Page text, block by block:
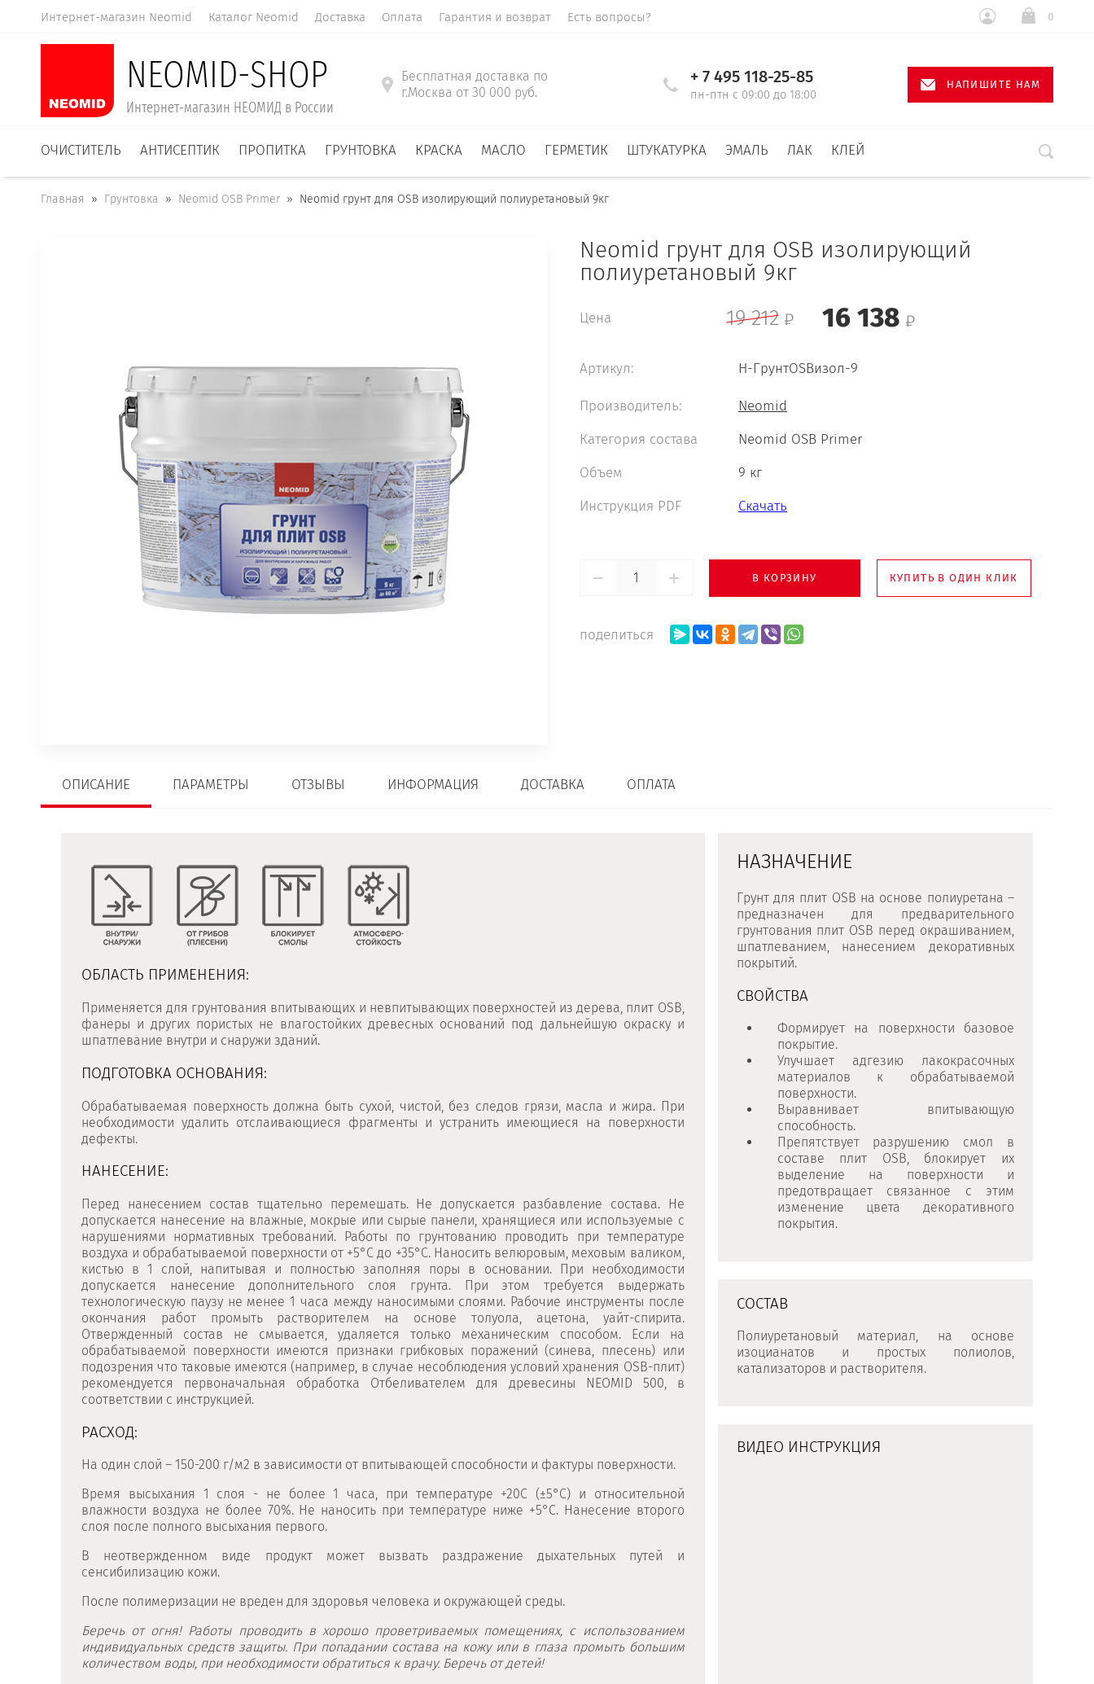
Интернет-магазин Neomid Каталог Neomid Доставка Оплата Гарантия и возврат Есть вопросы? 0
NEOMID-SHOP
Интернет-магазин НЕОМИД в России
Бесплатная доставка по
г.Москва от 30 000 руб.
+ 7 495 118-25-85
пн-птн с 09:00 до 18:00
НАПИШИТЕ НАМ
ОЧИСТИТЕЛЬ АНТИСЕПТИК ПРОПИТКА ГРУНТОВКА КРАСКА МАСЛО ГЕРМЕТИК ШТУКАТУРКА ЭМАЛЬ ЛАК КЛЕЙ
Главная
  »
Грунтовка
  »
Neomid OSB Primer
  »  Neomid грунт для OSB изолирующий полиуретановый 9кг
Neomid грунт для OSB изолирующий
полиуретановый 9кг
Цена 19 212 16 138
Артикул: Н-ГрунтOSBизол-9
Производитель:
Neomid
Категория состава
Neomid OSB Primer
Объем
9 кг
Инструкция PDF
Скачать
В КОРЗИНУ КУПИТЬ В ОДИН КЛИК
поделиться
ОПИСАНИЕ ПАРАМЕТРЫ ОТЗЫВЫ ИНФОРМАЦИЯ ДОСТАВКА ОПЛАТА
ОБЛАСТЬ ПРИМЕНЕНИЯ:
Применяется для грунтования впитывающих и невпитывающих поверхностей из дерева, плит OSB,
фанеры и других пористых не влагостойких древесных оснований под дальнейшую окраску и
шпатлевание внутри и снаружи зданий.
ПОДГОТОВКА ОСНОВАНИЯ:
Обрабатываемая поверхность должна быть сухой, чистой, без следов грязи, масла и жира. При
необходимости удалить отслаивающиеся фрагменты и устранить имеющиеся на поверхности
дефекты.
НАНЕСЕНИЕ:
Перед нанесением состав тщательно перемешать. Не допускается разбавление состава. Не
допускается нанесение на влажные, мокрые или сырые панели, хранящиеся или используемые с
нарушениями нормативных требований. Работы по грунтованию проводить при температуре
воздуха и обрабатываемой поверхности от +5°С до +35°С. Наносить велюровым, меховым валиком,
кистью в 1 слой, напитывая и полностью заполняя поры в основании. При необходимости
допускается нанесение дополнительного слоя грунта. При этом требуется выдержать
технологическую паузу не менее 1 часа между наносимыми слоями. Рабочие инструменты после
окончания работ промыть растворителем на основе толуола, ацетона, уайт-спирита.
Отвержденный состав не смывается, удаляется только механическим способом. Если на
обрабатываемой поверхности имеются признаки грибковых поражений (синева, плесень) или
подозрения что таковые имеются (например, в случае несоблюдения условий хранения ОSВ-плит)
рекомендуется первоначальная обработка Отбеливателем для древесины NEOMID 500, в
соответствии с инструкцией.
РАСХОД:
На один слой – 150-200 г/м2 в зависимости от впитывающей способности и фактуры поверхности.
Время высыхания 1 слоя - не более 1 часа, при температуре +20С (±5°С) и относительной
влажности воздуха не более 70%. Не наносить при температуре ниже +5°С. Нанесение второго
слоя после полного высыхания первого.
В неотвержденном виде продукт может вызвать раздражение дыхательных путей и
сенсибилизацию кожи.
После полимеризации не вреден для здоровья человека и окружающей среды.
Беречь от огня! Работы проводить в хорошо проветриваемых помещениях, с использованием
индивидуальных средств защиты. При попадании состава на кожу или в глаза промыть большим
количеством воды, при необходимости обратиться к врачу. Беречь от детей!
НАЗНАЧЕНИЕ
Грунт для плит OSB на основе полиуретана –
предназначен для предварительного
грунтования плит OSB перед окрашиванием,
шпатлеванием, нанесением декоративных
покрытий.
СВОЙСТВА
Формирует на поверхности базовое
покрытие.
Улучшает адгезию лакокрасочных
материалов к обрабатываемой
поверхности.
Выравнивает впитывающую
способность.
Препятствует разрушению смол в
составе плит OSB, блокирует их
выделение на поверхности и
предотвращает связанное с этим
изменение цвета декоративного
покрытия.
СОСТАВ
Полиуретановый материал, на основе
изоцианатов и простых полиолов,
катализаторов и растворителя.
ВИДЕО ИНСТРУКЦИЯ